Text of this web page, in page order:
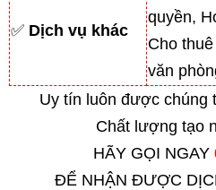
✅ Dịch vụ khác
quyền,
Cho
văn
Uy tín luôn được chúng
Chất lượng tạo
HÃY GỌI NGAY
ĐỂ NHẬN ĐƯỢC